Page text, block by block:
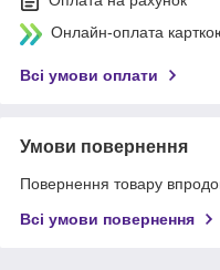
Онлайн-оплата
Всі умови оплати
Умови повернення
Повернення товару
Всі умови повернення